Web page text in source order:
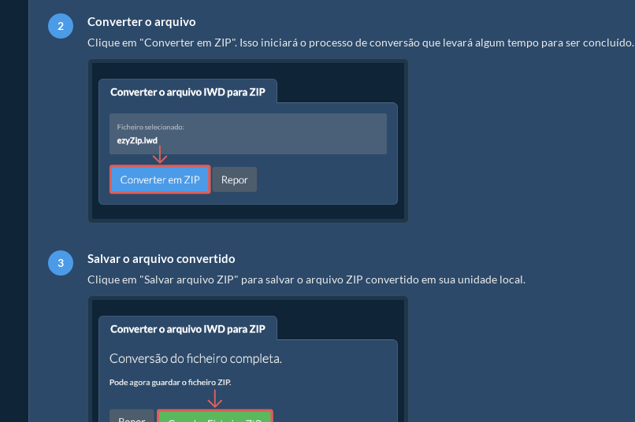
Converter o arquivo
Clique em "Converter em ZIP". Isso iniciará o processo de conversão que levará algum tempo para ser concluído.
Salvar o arquivo convertido
Clique em "Salvar arquivo ZIP" para salvar o arquivo ZIP convertido em sua unidade local.